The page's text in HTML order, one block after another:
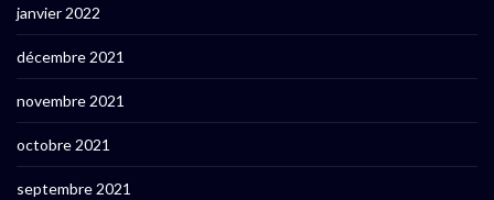
janvier 2022
décembre 2021
novembre 2021
octobre 2021
septembre 2021